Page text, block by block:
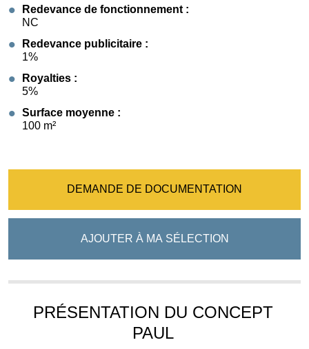
Redevance de fonctionnement :
NC
Redevance publicitaire :
1%
Royalties :
5%
Surface moyenne :
100 m²
DEMANDE DE DOCUMENTATION
AJOUTER À MA SÉLECTION
PRÉSENTATION DU CONCEPT
PAUL